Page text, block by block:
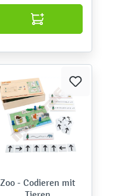
Zoo - Codieren mit